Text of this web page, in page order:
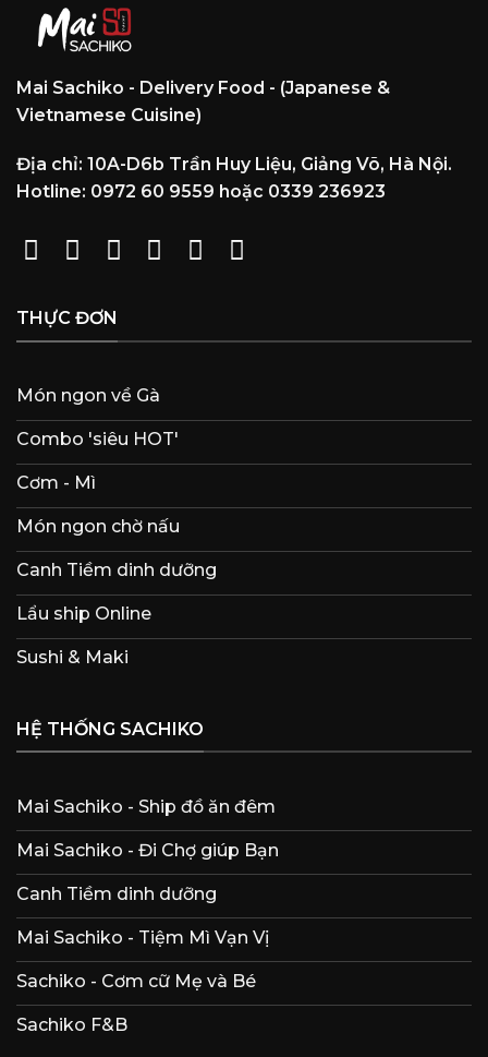
Mai Sachiko - Delivery Food - (Japanese &
Vietnamese Cuisine)
Địa chỉ: 10A-D6b Trần Huy Liệu, Giảng Võ, Hà Nội.
Hotline: 0972 60 9559 hoặc 0339 236923
THỰC ĐƠN
Món ngon về Gà
Combo 'siêu HOT'
Cơm - Mì
Món ngon chờ nấu
Canh Tiềm dinh dưỡng
Lẩu ship Online
Sushi & Maki
HỆ THỐNG SACHIKO
Mai Sachiko - Ship đồ ăn đêm
Mai Sachiko - Đi Chợ giúp Bạn
Canh Tiềm dinh dưỡng
Mai Sachiko - Tiệm Mì Vạn Vị
Sachiko - Cơm cữ Mẹ và Bé
Sachiko F&B